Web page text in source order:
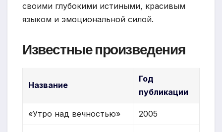
своими глубокими истиными, красивым
языком и эмоциональной силой.
Известные произведения
Название
Год
публикации
«Утро над вечностью» 2005